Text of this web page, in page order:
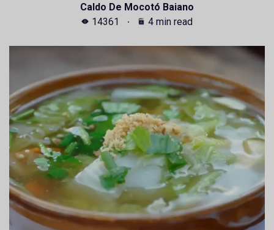
Caldo De Mocotó Baiano
14361
4 min read